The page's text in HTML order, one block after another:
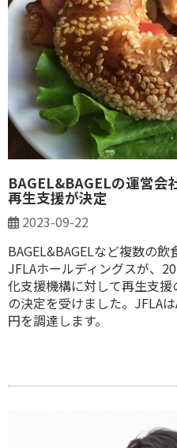
BAGEL&BAGELの運営会
再生支援が決定
2023-09-22
BAGEL&BAGELなど複数の
JFLAホールディングスが、
化支援機構に対して再生支
の決定を受けました。JFLA
円を調達します。